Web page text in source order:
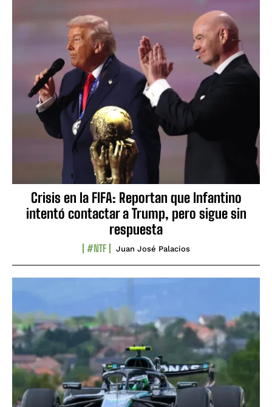
Crisis en la FIFA: Reportan que Infantino
intentó contactar a Trump, pero sigue sin
respuesta
#NTF Juan José Palacios